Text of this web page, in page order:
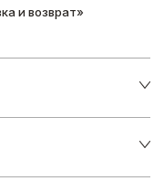
и возврат»